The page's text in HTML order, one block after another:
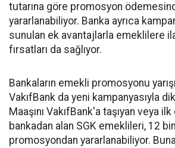
tutarına göre promosyon
yararlanabiliyor. Banka ayrıca
sunulan ek avantajlarla emeklilere
fırsatları da sağlıyor.
Bankaların emekli promosyonu
VakıfBank da yeni kampanyasıyla
Maaşını VakıfBank'a taşıyan veya ilk
bankadan alan SGK emeklileri, 12
promosyondan yararlanabiliyor.